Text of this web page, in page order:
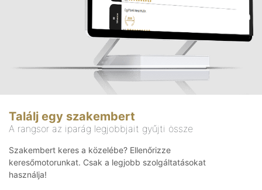
Találj egy szakembert
A rangsor az iparág legjobbjait gyűjti össze
Szakembert keres a közelébe? Ellenőrizze
keresőmotorunkat. Csak a legjobb szolgáltatásokat
használja!